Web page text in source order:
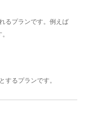
るプランです。例えば
するプランです。